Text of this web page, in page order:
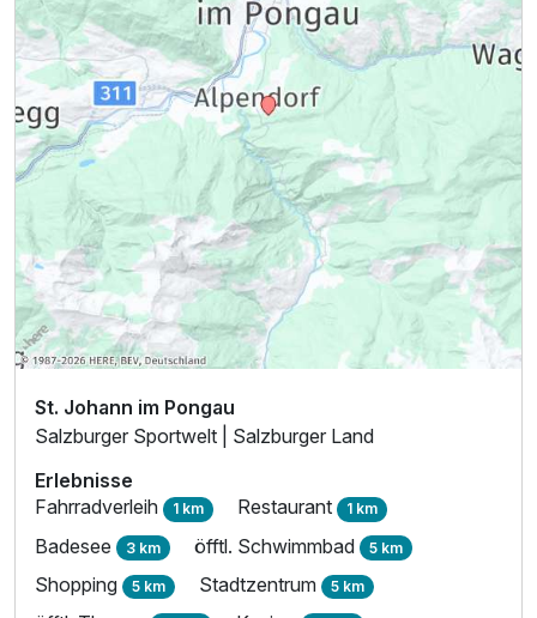
St. Johann im Pongau
Salzburger Sportwelt | Salzburger Land
Erlebnisse
Fahrradverleih 1 km Restaurant 1 km
Badesee 3 km öfftl. Schwimmbad 5 km
Shopping 5 km Stadtzentrum 5 km